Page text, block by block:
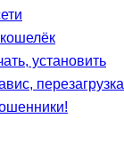
установить
перезагрузка